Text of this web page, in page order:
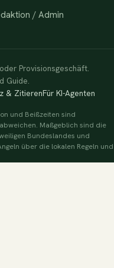
/ Admin
Provisionsgeschäft.
Guide.
& ZitierenFür KI-Agenten
und Beißzeiten sind
Maßgeblich sind die
Bundeslandes und
über die lokalen Regeln und